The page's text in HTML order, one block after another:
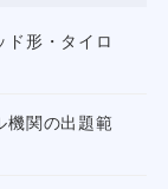
ド形・タイロ
機関の出題範